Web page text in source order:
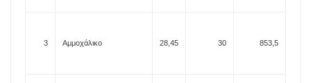
3 Αμμοχάλικο 28,45 30 853,5